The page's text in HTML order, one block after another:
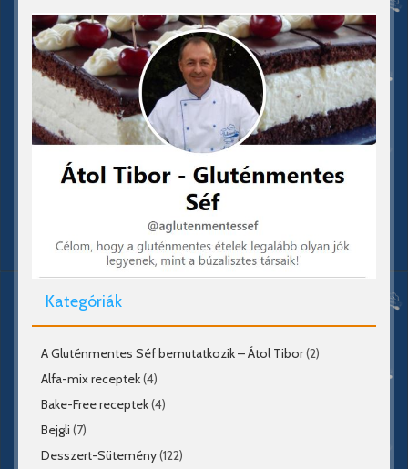
Kategóriák
A Gluténmentes Séf bemutatkozik – Átol Tibor(2)
Alfa-mix receptek(4)
Bake-Free receptek(4)
Bejgli (7)
Desszert-Sütemény(122)